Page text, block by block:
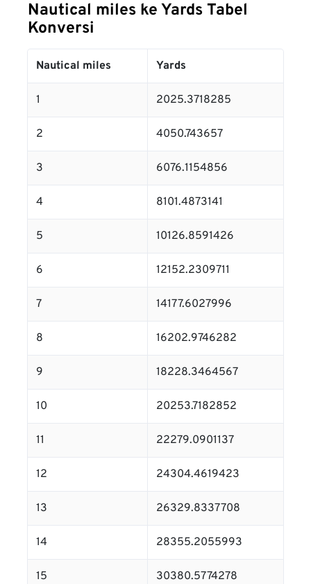
Nautical miles ke Yards Tabel
Konversi
Nautical miles Yards
1 2025.3718285
2 4050.743657
3 6076.1154856
4 8101.4873141
5 10126.8591426
6 12152.2309711
7 14177.6027996
8 16202.9746282
9 18228.3464567
10 20253.7182852
11 22279.0901137
12 24304.4619423
13 26329.8337708
14 28355.2055993
15 30380.5774278